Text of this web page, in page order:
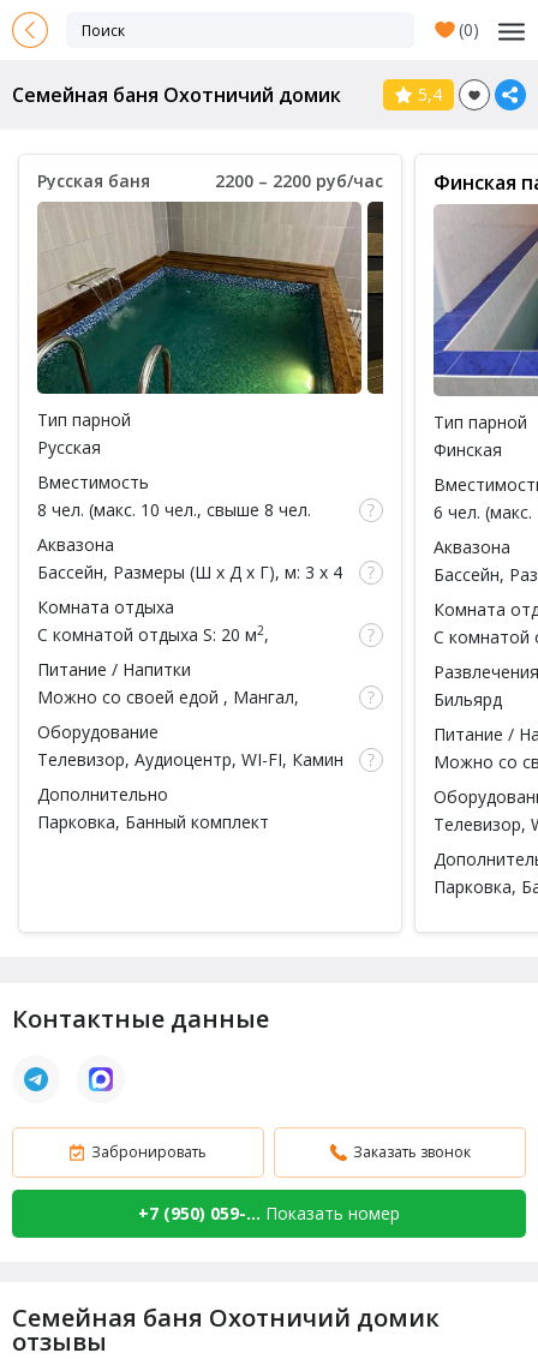
(0)
Семейная баня Охотничий домик 5,4
Русская баня 2200 – 2200 руб/час
Тип парной
Русская
Вместимость
8 чел. (макс. 10 чел., свыше 8 чел.
чел.)
Аквазона
Бассейн, Размеры (Ш x Д x Г), м: 3 x 4
Комната отдыха
С комнатой отдыха S: 20 м2,
Питание / Напитки
Можно со своей едой , Мангал,
Барбекю зона, Обеденная зона
Вместимость: 10 чел.
Оборудование
Телевизор, Аудиоцентр, WI-FI, Камин
Дополнительно
Парковка, Банный комплект
Финская
Тип парной
Финская
6 чел.
чел.)
Аквазона
Бассейн,
Душ
Комната
С комнатой
Развлечения
Бильярд
Питание /
Можно со
зона,
Телевизор,
Парковка,
Контактные данные
Забронировать Заказать звонок
+7 (950) 059-... Показать номер
Семейная баня Охотничий домик
отзывы